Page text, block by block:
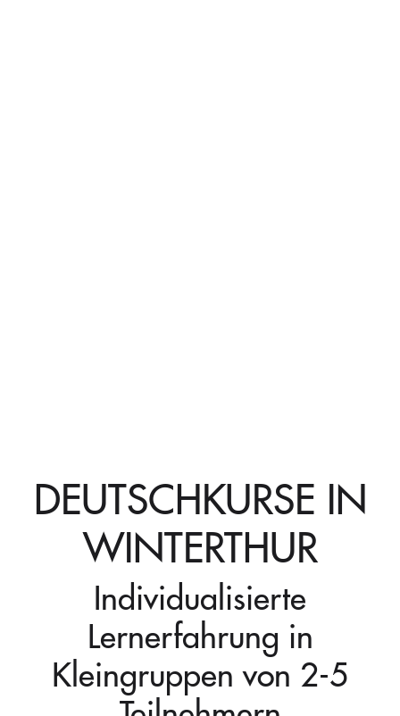
DEUTSCHKURSE IN
WINTERTHUR
Individualisierte
Lernerfahrung in
Kleingruppen von 2-5